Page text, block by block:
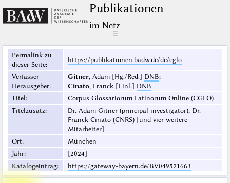
Publikationen
im Netz
☰
Permalink zu
dieser Seite:
https://publikationen.badw.de/de/cglo
Verfasser |
Herausgeber:
Gitner, Adam [Hg./Red.] DNB;
Cinato, Franck [Einl.] DNB
Titel:
Corpus Glossariorum Latinorum Online (CGLO)
Titelzusatz:
Dr. Adam Gitner (principal investigator), Dr.
Franck Cinato (CNRS) [und vier weitere
Mitarbeiter]
Ort:
München
Jahr:
[2024]
Katalogeintrag: https://gateway-bayern.de/BV049521663